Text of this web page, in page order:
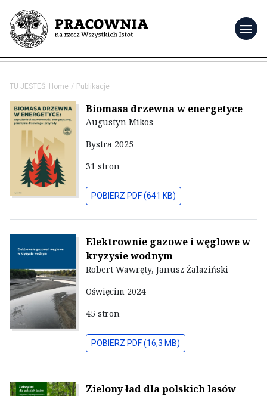
menu
TU JESTEŚ: Home Publikacje
Biomasa drzewna w energetyce
Augustyn Mikos
Bystra 2025
31 stron
POBIERZ PDF (641 KB)
Elektrownie gazowe i węglowe w
kryzysie wodnym
Robert Wawręty, Janusz Żalaziński
Oświęcim 2024
45 stron
POBIERZ PDF (16,3 MB)
Zielony ład dla polskich lasów